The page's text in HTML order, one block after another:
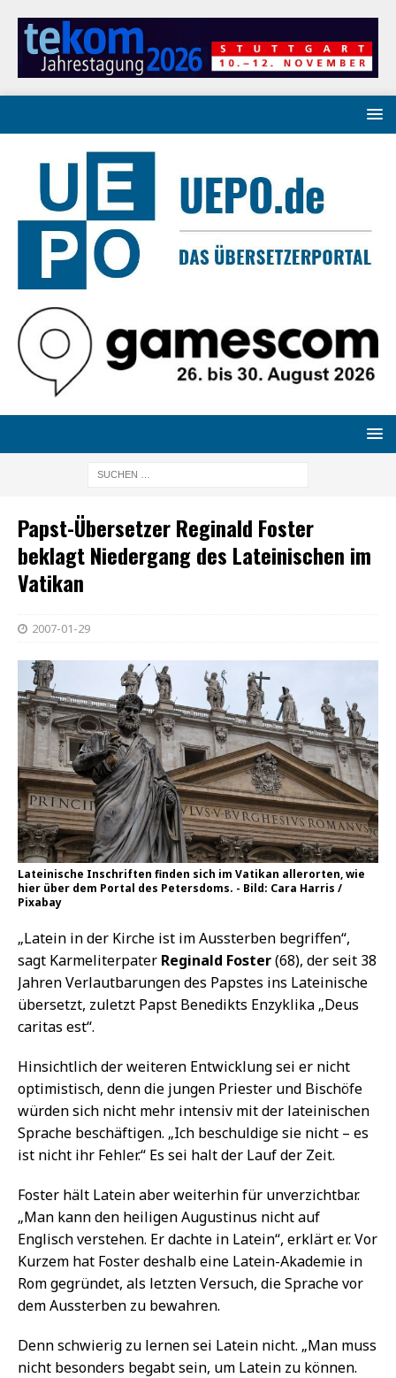
Papst-Übersetzer Reginald Foster
beklagt Niedergang des Lateinischen im
Vatikan
2007-01-29
Lateinische Inschriften finden sich im Vatikan allerorten, wie
hier über dem Portal des Petersdoms. - Bild: Cara Harris /
Pixabay
„Latein in der Kirche ist im Aussterben begriffen“,
sagt Karmeliterpater Reginald Foster(68), der seit 38
Jahren Verlautbarungen des Papstes ins Lateinische
übersetzt, zuletzt Papst Benedikts Enzyklika „Deus
caritas est“.
Hinsichtlich der weiteren Entwicklung sei er nicht
optimistisch, denn die jungen Priester und Bischöfe
würden sich nicht mehr intensiv mit der lateinischen
Sprache beschäftigen. „Ich beschuldige sie nicht – es
ist nicht ihr Fehler.“ Es sei halt der Lauf der Zeit.
Foster hält Latein aber weiterhin für unverzichtbar.
„Man kann den heiligen Augustinus nicht auf
Englisch verstehen. Er dachte in Latein“, erklärt er. Vor
Kurzem hat Foster deshalb eine Latein-Akademie in
Rom gegründet, als letzten Versuch, die Sprache vor
dem Aussterben zu bewahren.
Denn schwierig zu lernen sei Latein nicht. „Man muss
nicht besonders begabt sein, um Latein zu können.